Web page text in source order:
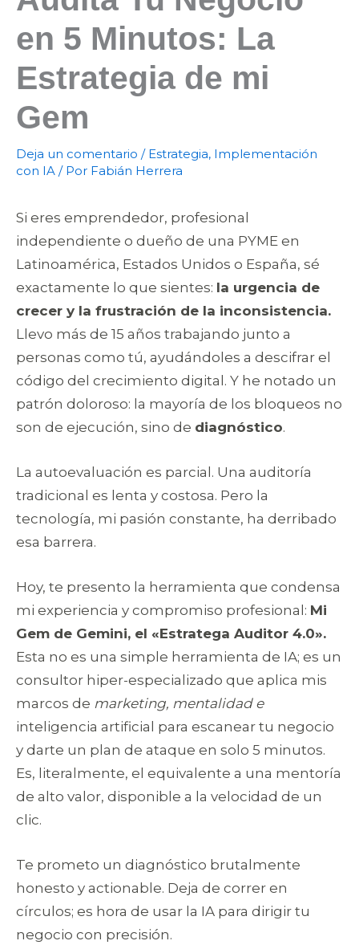
en 5 Minutos: La
Estrategia de mi
Gem
Deja un comentario / Estrategia, Implementación
con IA / Por Fabián Herrera
Si eres emprendedor, profesional
independiente o dueño de una PYME en
Latinoamérica, Estados Unidos o España, sé
exactamente lo que sientes: la urgencia de
crecer y la frustración de la inconsistencia.
Llevo más de 15 años trabajando junto a
personas como tú, ayudándoles a descifrar el
código del crecimiento digital. Y he notado un
patrón doloroso: la mayoría de los bloqueos no
son de ejecución, sino de diagnóstico.
La autoevaluación es parcial. Una auditoría
tradicional es lenta y costosa. Pero la
tecnología, mi pasión constante, ha derribado
esa barrera.
Hoy, te presento la herramienta que condensa
mi experiencia y compromiso profesional: Mi
Gem de Gemini, el «Estratega Auditor 4.0».
Esta no es una simple herramienta de IA; es un
consultor hiper-especializado que aplica mis
marcos de marketing, mentalidad e
inteligencia artificial para escanear tu negocio
y darte un plan de ataque en solo 5 minutos.
Es, literalmente, el equivalente a una mentoría
de alto valor, disponible a la velocidad de un
clic.
Te prometo un diagnóstico brutalmente
honesto y actionable. Deja de correr en
círculos; es hora de usar la IA para dirigir tu
negocio con precisión.